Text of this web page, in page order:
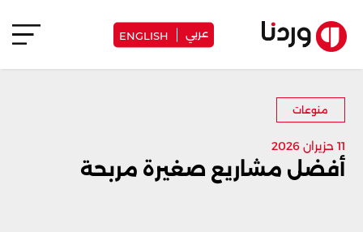
عربي ENGLISH
منوعات
11 حزيران 2026
أفضل مشاريع صغيرة مربحة